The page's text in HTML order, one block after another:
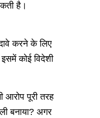
है।
करने के लिए
कोई विदेशी
आरोप पूरी तरह
बनाया? अगर